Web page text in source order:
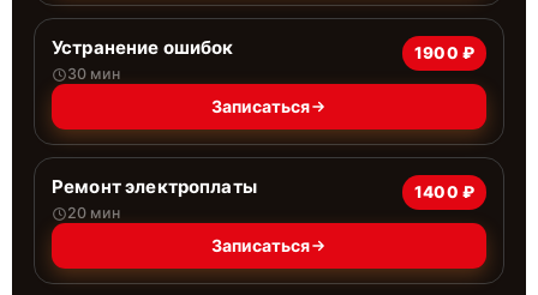
Устранение ошибок
30 мин
1900 ₽
Записаться
Ремонт электроплаты
20 мин
1400 ₽
Записаться